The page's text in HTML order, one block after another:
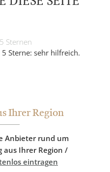
Sternen
Sterne: sehr hilfreich.
Ihrer Region
Anbieter rund um
aus Ihrer Region /
eintragen